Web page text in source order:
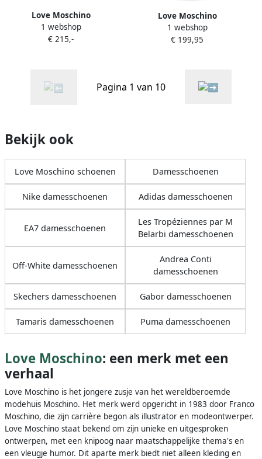
Love Moschino
Sportschoenen Vrouw
JA15145G0AJS Black
1 webshop
€ 215,-
Love Moschino
Sportschoenen Vrouw
JA15133G17IA white red
1 webshop
€ 199,95
Pagina 1 van 10
Bekijk ook
Love Moschino schoenen Damesschoenen
Nike damesschoenen Adidas damesschoenen
EA7 damesschoenen
Les Tropéziennes par M
Belarbi damesschoenen
Off-White damesschoenen
Andrea Conti
damesschoenen
Skechers damesschoenen Gabor damesschoenen
Tamaris damesschoenen Puma damesschoenen
Love Moschino: een merk met een
verhaal
Love Moschino is het jongere zusje van het wereldberoemde
modehuis Moschino. Het merk werd opgericht in 1983 door Franco
Moschino, die zijn carrière begon als illustrator en modeontwerper.
Love Moschino staat bekend om zijn unieke en uitgesproken
ontwerpen, met een knipoog naar maatschappelijke thema's en
een vleugje humor. Dit aparte merk biedt niet alleen kleding en